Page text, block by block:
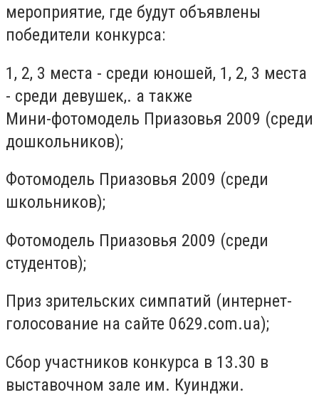
мероприятие, где будут объявлены
победители конкурса:
1, 2, 3 места - среди юношей, 1, 2, 3 места
- среди девушек,. а также
Мини-фотомодель Приазовья 2009 (среди
дошкольников);
Фотомодель Приазовья 2009 (среди
школьников);
Фотомодель Приазовья 2009 (среди
студентов);
Приз зрительских симпатий (интернет-
голосование на сайте 0629.com.ua);
Сбор участников конкурса в 13.30 в
выставочном зале им. Куинджи.